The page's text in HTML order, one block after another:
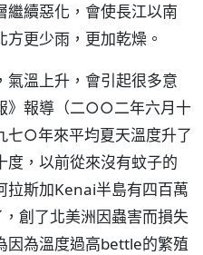
繼續惡化，會使長江以南
更少雨，更加乾燥。
氣溫上升，會引起很多意
》報導（二○○二年六月十
七○年來平均夏天溫度升了
度，以前從來沒有蚊子的
拉斯加Kenai半島有四百萬
創了北美洲因蟲害而損失
因為溫度過高bettle的繁殖